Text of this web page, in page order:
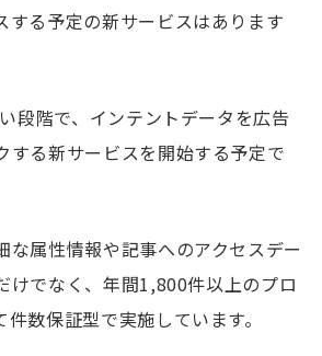
する予定の新サービスはあります
段階で、インテントデータを広告
する新サービスを開始する予定で
な属性情報や記事へのアクセスデー
でなく、 年間1,800件以上のプロ
数保証型で実施しています。